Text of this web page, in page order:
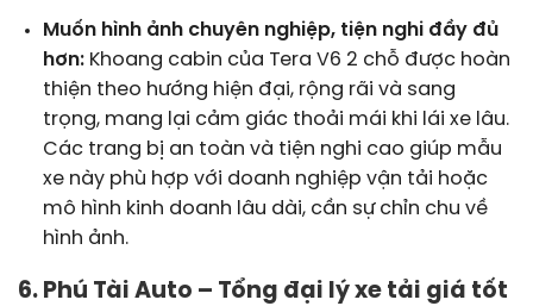
Muốn hình ảnh chuyên nghiệp, tiện nghi đầy đủ
hơn:Khoang cabin của Tera V6 2 chỗ được hoàn
thiện theo hướng hiện đại, rộng rãi và sang
trọng, mang lại cảm giác thoải mái khi lái xe lâu.
Các trang bị an toàn và tiện nghi cao giúp mẫu
xe này phù hợp với doanh nghiệp vận tải hoặc
mô hình kinh doanh lâu dài, cần sự chỉn chu về
hình ảnh.
6. Phú Tài Auto – Tổng đại lý xe tải giá tốt